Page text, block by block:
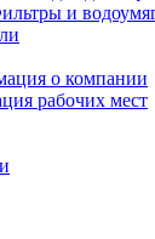
и
о компании
рабочих мест